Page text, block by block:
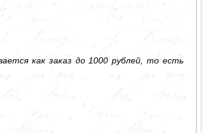
как заказ до 1000 рублей, то есть